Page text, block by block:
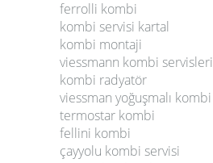
ferrolli kombi
kombi servisi kartal
kombi montaji
viessmann kombi servisleri
kombi radyatör
viessman yoğuşmalı kombi
termostar kombi
fellini kombi
çayyolu kombi servisi